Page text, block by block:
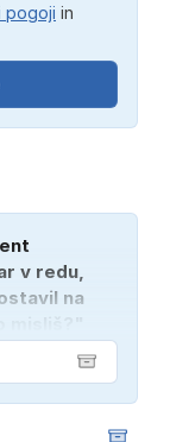
pogoji in
v redu,
na
misliš?"